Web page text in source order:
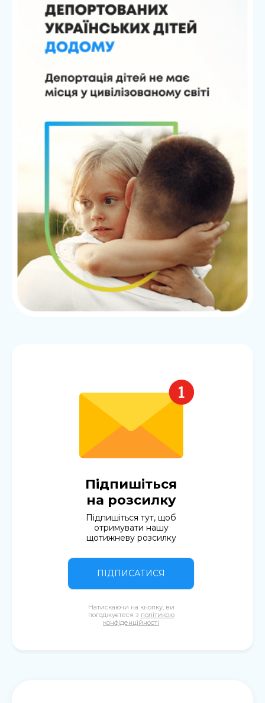
Підпишіться
на розсилку
Підпишіться тут, щоб
отримувати нашу
щотижневу розсилку
ПІДПИСАТИСЯ
Натискаючи на кнопку, ви
погоджуєтеся з політикою
конфіденційності